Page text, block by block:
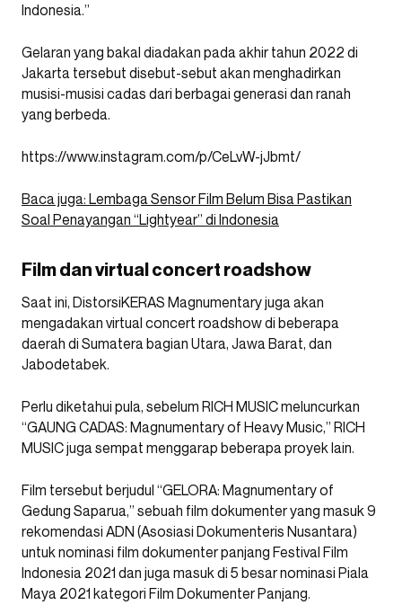
Indonesia.”
Gelaran yang bakal diadakan pada akhir tahun 2022 di
Jakarta tersebut disebut-sebut akan menghadirkan
musisi-musisi cadas dari berbagai generasi dan ranah
yang berbeda.
https://www.instagram.com/p/CeLvW-jJbmt/
Baca juga: Lembaga Sensor Film Belum Bisa Pastikan
Soal Penayangan “Lightyear” di Indonesia
Film dan virtual concert roadshow
Saat ini, DistorsiKERAS Magnumentary juga akan
mengadakan virtual concert roadshow di beberapa
daerah di Sumatera bagian Utara, Jawa Barat, dan
Jabodetabek.
Perlu diketahui pula, sebelum RICH MUSIC meluncurkan
“GAUNG CADAS: Magnumentary of Heavy Music,” RICH
MUSIC juga sempat menggarap beberapa proyek lain.
Film tersebut berjudul “GELORA: Magnumentary of
Gedung Saparua,” sebuah film dokumenter yang masuk 9
rekomendasi ADN (Asosiasi Dokumenteris Nusantara)
untuk nominasi film dokumenter panjang Festival Film
Indonesia 2021 dan juga masuk di 5 besar nominasi Piala
Maya 2021 kategori Film Dokumenter Panjang.